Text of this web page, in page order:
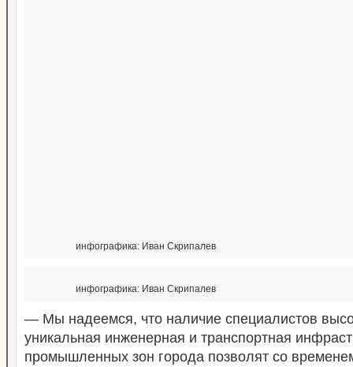
инфографика: Иван Скрипалев
инфографика: Иван Скрипалев
— Мы надеемся, что наличие специалистов
уникальная инженерная и транспортная
промышленных зон города позволят со